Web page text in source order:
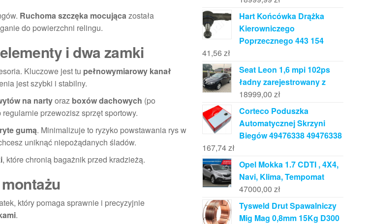
Ruchoma szczęka mocującazostała
do powierzchni relingu.
i dwa zamki
Kluczowe jest tu pełnowymiarowy kanał
jest szybki i stabilny.
na nartyoraz boxów dachowych (po
przewozisz sprzęt sportowy.
gumą. Minimalizuje to ryzyko powstawania rys w
uniknąć niepożądanych śladów.
, które chronią bagażnik przed kradzieżą.
który pomaga sprawnie i precyzyjnie
.
Hart Końcówka Drążka
Kierowniczego
Poprzecznego 443 154
41,56 zł
Seat Leon 1,6 mpi 102ps
ładny zarejestrowany z
18999,00 zł
Corteco Poduszka
Automatycznej Skrzyni
Biegów 49476338 49476338
167,74zł
Opel Mokka 1.7 CDTI , 4X4,
Navi, Klima, Tempomat
47000,00 zł
Tysweld Drut Spawalniczy
Mig Mag 0,8mm 15Kg D300